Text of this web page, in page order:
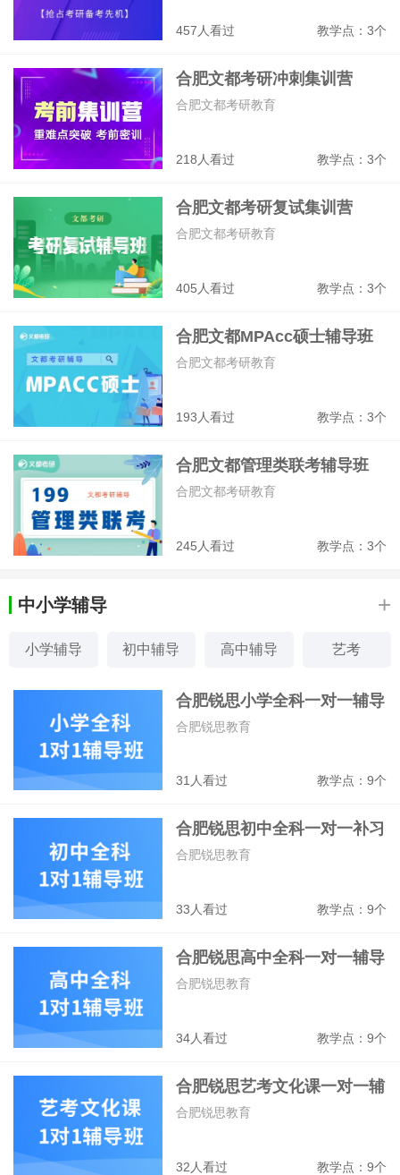
457人看过 教学点：3个
合肥文都考研冲刺集训营
218人看过 教学点：3个
合肥文都考研教育
合肥文都考研复试集训营
405人看过 教学点：3个
合肥文都考研教育
合肥文都MPAcc硕士辅导班
193人看过 教学点：3个
合肥文都考研教育
合肥文都管理类联考辅导班
245人看过 教学点：3个
合肥文都考研教育
中小学辅导 +
小学辅导 初中辅导 高中辅导 艺考
素质特长 家教 少儿编程 感统训练
合肥锐思小学全科一对一辅导
班
31人看过 教学点：9个
合肥锐思教育
合肥锐思初中全科一对一补习
班
33人看过 教学点：9个
合肥锐思教育
合肥锐思高中全科一对一辅导
班
34人看过 教学点：9个
合肥锐思教育
合肥锐思艺考文化课一对一辅
导班
32人看过 教学点：9个
合肥锐思教育